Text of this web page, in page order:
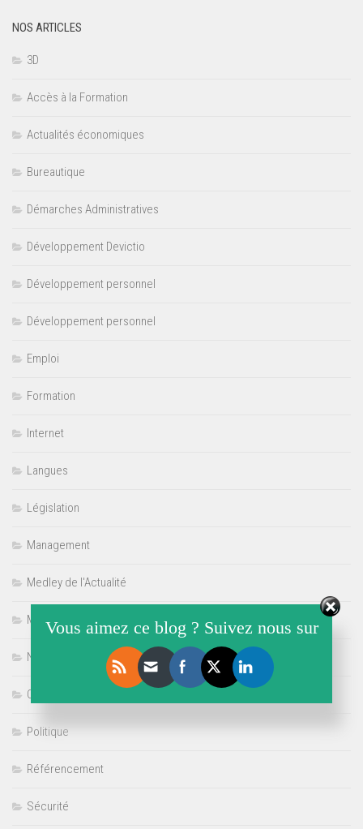
NOS ARTICLES
3D
Accès à la Formation
Actualités économiques
Bureautique
Démarches Administratives
Développement Devictio
Développement personnel
Développement personnel
Emploi
Formation
Internet
Langues
Législation
Management
Medley de l'Actualité
Multimédia
Non classé
Offre de Stage
Politique
Référencement
Sécurité
Vous aimez ce blog ? Suivez nous sur